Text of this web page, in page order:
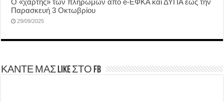
Ο «χάρτης» των πληρωμών από e-ΕΦΚΑ και ΔΥΠΑ έως την
Παρασκευή 3 Οκτωβρίου
29/09/2025
ΚΑΝΤΕ ΜΑΣ LIKE ΣΤΟ FB